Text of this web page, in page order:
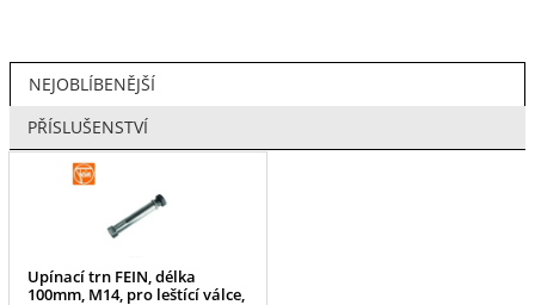
NEJOBLÍBENĚJŠÍ
PŘÍSLUŠENSTVÍ
Upínací trn FEIN, délka
100mm, M14, pro leštící válce,